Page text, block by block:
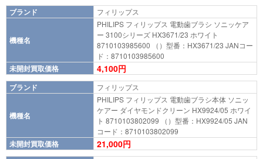
ブランド フィリップス
機種名
PHILIPS フィリップス 電動歯ブラシ ソニッケア
ー 3100シリーズ HX3671/23 ホワイト
8710103985600 （）型番：HX3671/23 JANコー
ド：8710103985600
未開封買取価格 4,100円
ブランド フィリップス
機種名
PHILIPS フィリップス 電動歯ブラシ本体 ソニッ
ケアー ダイヤモンドクリーン HX9924/05 ホワイ
ト 8710103802099 （）型番：HX9924/05 JAN
コード：8710103802099
未開封買取価格 21,000円